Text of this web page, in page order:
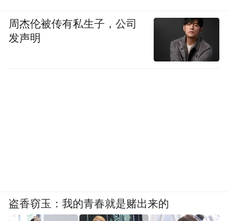
周杰伦被传有私生子，公司
发声明
盗香窃玉：我的青春就是赌出来的